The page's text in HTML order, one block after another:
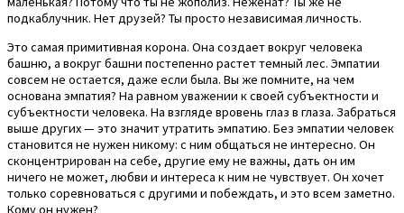
подкаблучник. Нет друзей? Ты просто независимая личность.
Это самая примитивная корона. Она создает вокруг человека
башню, а вокруг башни постепенно растет темный лес. Эмпатии
совсем не остается, даже если была. Вы же помните, на чем
основана эмпатия? На равном уважении к своей субъектности и
субъектности человека. На взгляде вровень глаз в глаза. Забраться
выше других — это значит утратить эмпатию. Без эмпатии человек
становится не нужен никому: с ним общаться не интересно. Он
сконцентрирован на себе, другие ему не важны, дать он им
ничего не может, любви и интереса к ним не чувствует. Он хочет
только соревноваться с другими и побеждать, и это всем заметно.